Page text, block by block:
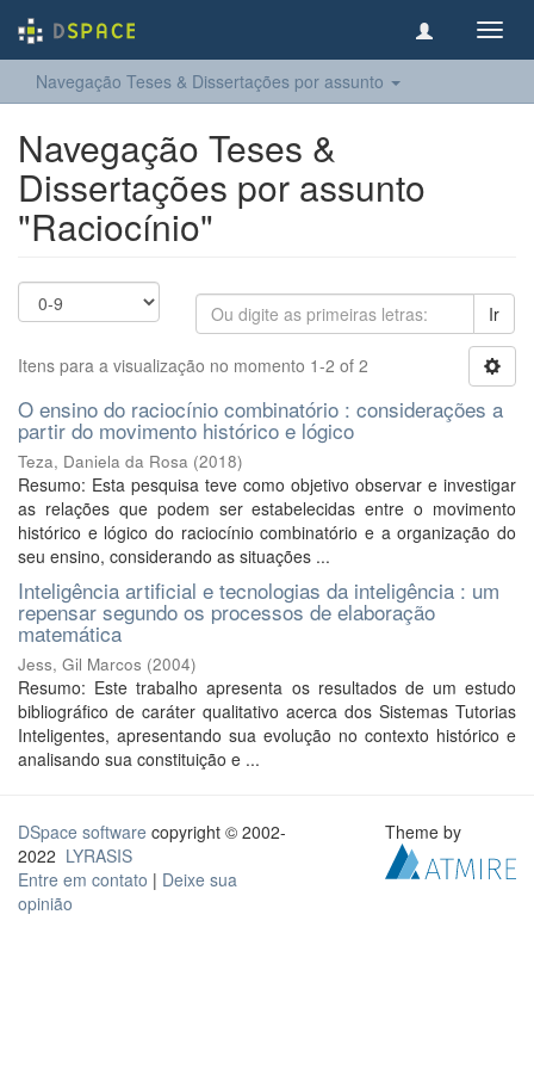
Navegação Teses & Dissertações por assunto
Navegação Teses &
Dissertações por assunto
"Raciocínio"
Ir
Itens para a visualização no momento 1-2 of 2
O ensino do raciocínio combinatório : considerações a
partir do movimento histórico e lógico
Teza, Daniela da Rosa (2018)
Resumo: Esta pesquisa teve como objetivo observar e investigar
as relações que podem ser estabelecidas entre o movimento
histórico e lógico do raciocínio combinatório e a organização do
seu ensino, considerando as situações ...
Inteligência artificial e tecnologias da inteligência : um
repensar segundo os processos de elaboração
matemática
Jess, Gil Marcos (2004)
Resumo: Este trabalho apresenta os resultados de um estudo
bibliográfico de caráter qualitativo acerca dos Sistemas Tutorias
Inteligentes, apresentando sua evolução no contexto histórico e
analisando sua constituição e ...
DSpace software copyright © 2002-
2022 LYRASIS
Entre em contato | Deixe sua
opinião
Theme by